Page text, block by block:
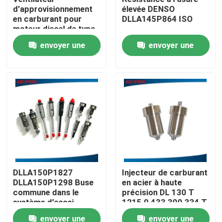
Visite d'usine
Nouvelles
Demandez une citation
Équipement de test commun de rail
d'approvisionnement
en carburant pour
moteur diesel de type
P BOSCH 134160 -
2920 / 090140 - 1430
envoyer une
élevée DENSO
DLLA145P864 ISO
envoyer une
DLLA150P1827
DLLA150P1298 Buse
commune dans le
système d'essai
envoyer une
Injecteur de carburant
en acier à haute
précision DL 130 T
1215 0 433 300 334 T
envoyer une